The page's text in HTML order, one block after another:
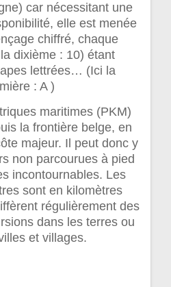
car nécessitant une
elle est menée
chiffré, chaque
dixième : 10) étant
lettrées… (Ici la
: A )
maritimes (PKM)
la frontière belge, en
majeur. Il peut donc y
non parcourues à pied
incontournables. Les
sont en kilomètres
régulièrement des
dans les terres ou
et villages.